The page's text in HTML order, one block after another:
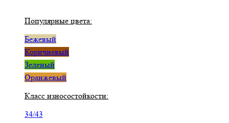
Популярные цвета:
Бежевый
Коричневый
Зеленый
Оранжевый
Класс износостойкости:
34/43